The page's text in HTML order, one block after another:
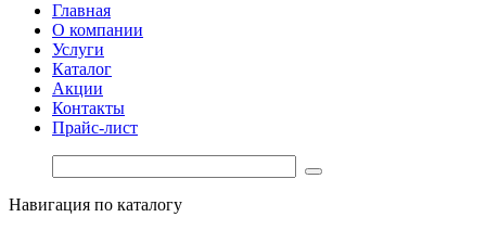
Главная
О компании
Услуги
Каталог
Акции
Контакты
Прайс-лист
Навигация по каталогу